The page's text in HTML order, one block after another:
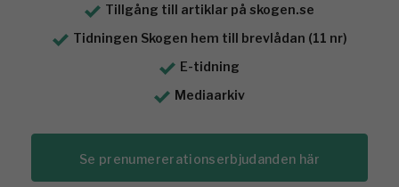
Tillgång till artiklar på skogen.se
Tidningen Skogen hem till brevlådan (11 nr)
E-tidning
Mediaarkiv
Se prenumererationserbjudanden här